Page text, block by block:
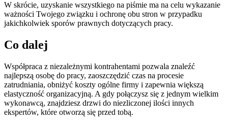
W skrócie, uzyskanie wszystkiego na piśmie ma na celu wykazanie
ważności Twojego związku i ochronę obu stron w przypadku
jakichkolwiek sporów prawnych dotyczących pracy.
Co dalej
Współpraca z niezależnymi kontrahentami pozwala znaleźć
najlepszą osobę do pracy, zaoszczędzić czas na procesie
zatrudniania, obniżyć koszty ogólne firmy i zapewnia większą
elastyczność organizacyjną. A gdy połączysz się z jednym wielkim
wykonawcą, znajdziesz drzwi do niezliczonej ilości innych
ekspertów, które otworzą się przed tobą.